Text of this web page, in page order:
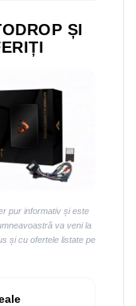
ȘI
pur informativ și este
va veni la
și cu ofertele listate pe